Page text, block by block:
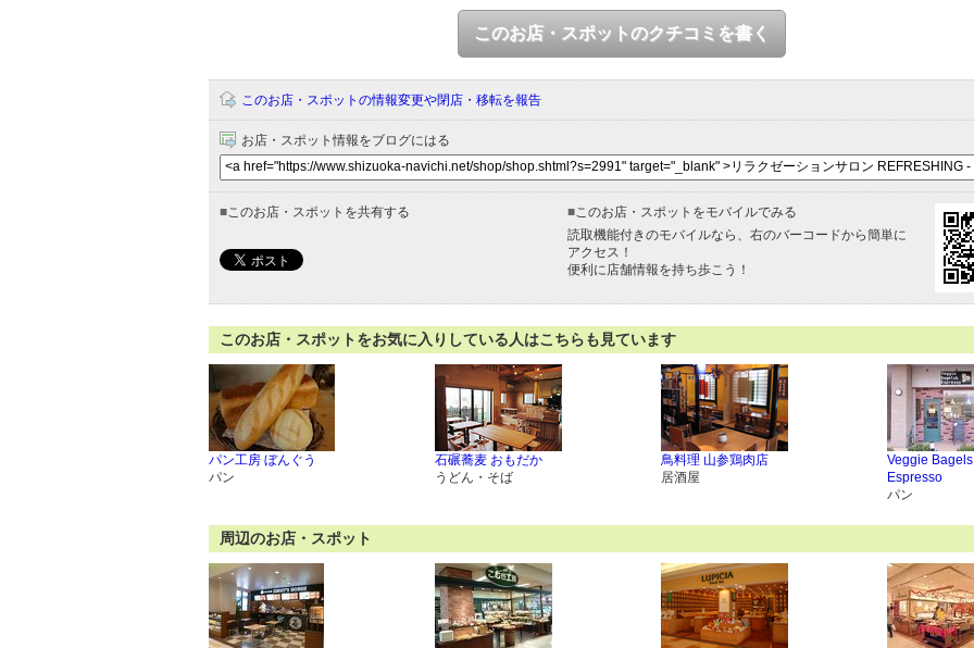
このお店・スポットのクチコミを書く
このお店・スポットの情報変更や閉店・移転を報告
お店・スポット情報をブログにはる
■ このお店・スポットを共有する ■ このお店・スポットをモバイルでみる
読取機能付きのモバイルなら、右のバーコードから簡単に
アクセス！
便利に店舗情報を持ち歩こう！
このお店・スポットをお気に入りしている人はこちらも見ています
パン工房 ぼんぐう
パン
石碾蕎麦 おもだか
うどん・そば
鳥料理 山参鶏肉店
居酒屋
Veggie
Espresso
パン
周辺のお店・スポット